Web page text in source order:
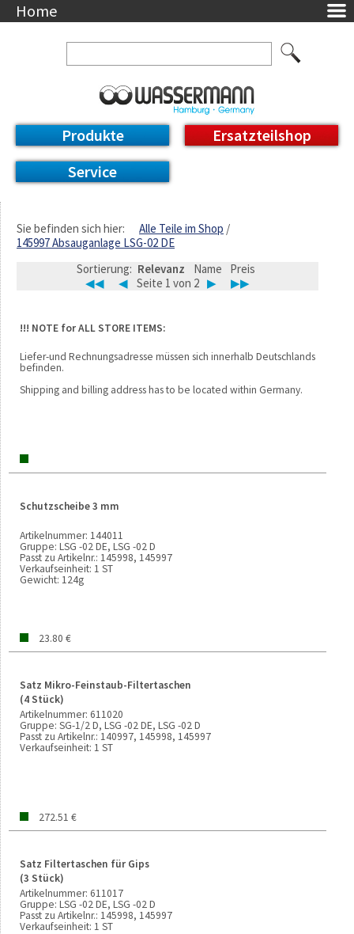
Home
Ansprechpartner
Datenschutzerklärung
Messetermine
Downloads
Feinwerk
DE / EN
Deutsch
English
Produkte
Ersatzteilshop
Service
Sie befinden sich hier:
Alle Teile im Shop
145997 Absauganlage LSG-02 DE
Sortierung: Relevanz Name
Preis
◀◀
◀ Seite 1 von 2 ▶ ▶▶
!!! NOTE for ALL STORE ITEMS:
Liefer-und Rechnungsadresse müssen sich innerhalb Deutschlands
befinden.
Shipping and billing address has to be located within Germany.
Schutzscheibe 3 mm
Artikelnummer: 144011
Gruppe: LSG -02 DE, LSG -02 D
Passt zu Artikelnr.: 145998, 145997
Verkaufseinheit: 1 ST
Gewicht: 124g
23.80 €
Satz Mikro-Feinstaub-Filtertaschen
(4 Stück)
Artikelnummer: 611020
Gruppe: SG-1/2 D, LSG -02 DE, LSG -02 D
Passt zu Artikelnr.: 140997, 145998, 145997
Verkaufseinheit: 1 ST
272.51 €
Satz Filtertaschen für Gips
(3 Stück)
Artikelnummer: 611017
Gruppe: LSG -02 DE, LSG -02 D
Passt zu Artikelnr.: 145998, 145997
Verkaufseinheit: 1 ST